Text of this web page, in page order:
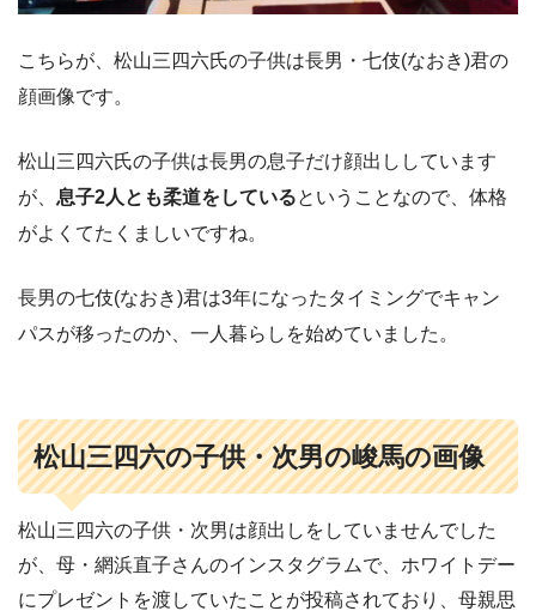
こちらが、松山三四六氏の子供は長男・七伎(なおき)君の
顔画像です。
松山三四六氏の子供は長男の息子だけ顔出ししています
が、 息子2人とも柔道をしているということなので、体格
がよくてたくましいですね。
長男の七伎(なおき)君は3年になったタイミングでキャン
パスが移ったのか、一人暮らしを始めていました。
松山三四六の子供・次男の峻馬の画像
松山三四六の子供・次男は顔出しをしていませんでした
が、母・網浜直子さんのインスタグラムで、ホワイトデー
にプレゼントを渡していたことが投稿されており、母親思